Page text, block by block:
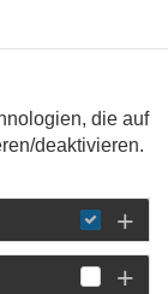
DETAIL
die auf
deaktivieren.